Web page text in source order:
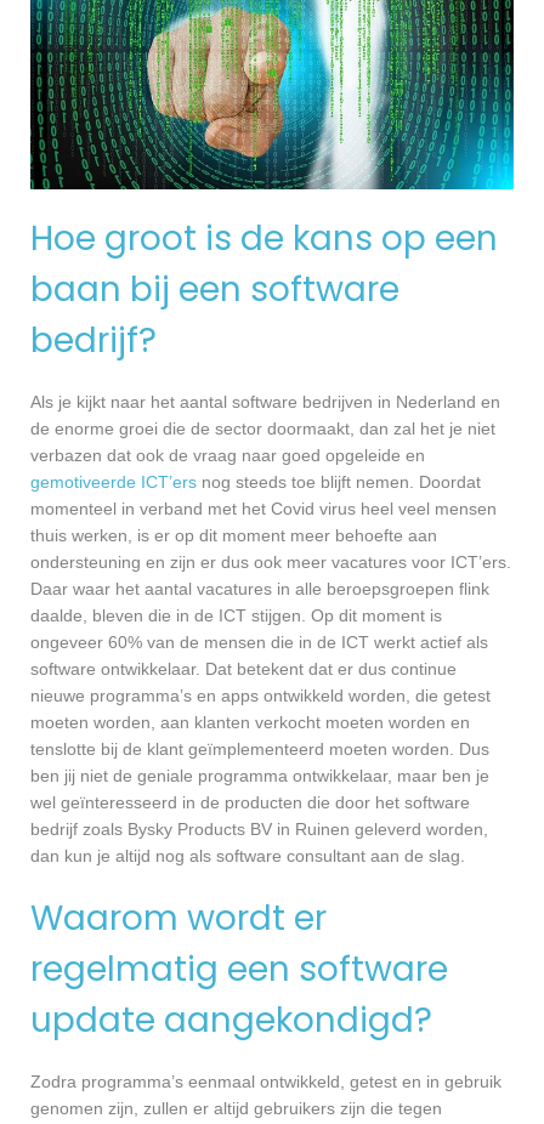
Hoe groot is de kans op een
baan bij een software
bedrijf?
Als je kijkt naar het aantal software bedrijven in Nederland en
de enorme groei die de sector doormaakt, dan zal het je niet
verbazen dat ook de vraag naar goed opgeleide en
gemotiveerde ICT’ers nog steeds toe blijft nemen. Doordat
momenteel in verband met het Covid virus heel veel mensen
thuis werken, is er op dit moment meer behoefte aan
ondersteuning en zijn er dus ook meer vacatures voor ICT’ers.
Daar waar het aantal vacatures in alle beroepsgroepen flink
daalde, bleven die in de ICT stijgen. Op dit moment is
ongeveer 60% van de mensen die in de ICT werkt actief als
software ontwikkelaar. Dat betekent dat er dus continue
nieuwe programma’s en apps ontwikkeld worden, die getest
moeten worden, aan klanten verkocht moeten worden en
tenslotte bij de klant geïmplementeerd moeten worden. Dus
ben jij niet de geniale programma ontwikkelaar, maar ben je
wel geïnteresseerd in de producten die door het software
bedrijf zoals Bysky Products BV in Ruinen geleverd worden,
dan kun je altijd nog als software consultant aan de slag.
Waarom wordt er
regelmatig een software
update aangekondigd?
Zodra programma’s eenmaal ontwikkeld, getest en in gebruik
genomen zijn, zullen er altijd gebruikers zijn die tegen